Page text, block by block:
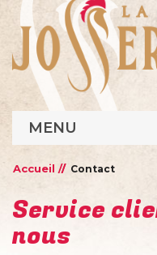
MENU
Accueil // Contact
Service
nous